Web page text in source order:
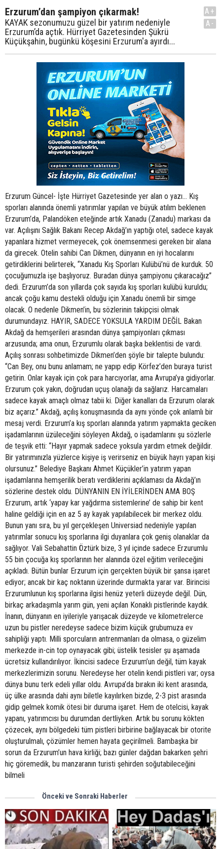
Erzurum’dan şampiyon çıkarmak!
KAYAK sezonumuzu güzel bir yatırım nedeniyle
Erzurum’da açtık. Hürriyet Gazetesinden Şükrü
Küçükşahin, bugünkü köşesini Erzurum'a ayırdı...
A+
A-
Erzurum Güncel- İşte Hürriyet Gazetesinde yer alan o yazı... Kış
sporları alanında önemli yatırımlar yapılan ve büyük atılım beklenen
Erzurum’da, Palandöken eteğinde artık Xanadu (Zanadu) markası da
var. Açılışını Sağlık Bakanı Recep Akdağ’ın yaptığı otel, sadece kayak
yapanlara hizmet vermeyecek, çok önemsenmesi gereken bir alana
da girecek. Otelin sahibi Can Dikmen, dünyanın en iyi hocalarını
getirdiklerini belirterek, “Xanadu Kış Sporları Kulübü’nü de kurduk. 50
çocuğumuzla işe başlıyoruz. Buradan dünya şampiyonu çıkaracağız”
dedi. Erzurum’da son yıllarda çok sayıda kış sporları kulübü kuruldu;
ancak çoğu kamu destekli olduğu için Xanadu önemli bir simge
olacak. O nedenle Dikmen’in, bu sözlerinin takipçisi olmak
durumundayız. HAYIR, SADECE YOKSULA YARDIM DEĞİL Bakan
Akdağ da hemşerileri arasından dünya şampiyonları çıkması
arzusunda; ama onun, Erzurumlu olarak başka beklentisi de vardı.
Açılış sonrası sohbetimizde Dikmen’den şöyle bir talepte bulundu:
“Can Bey, onu bunu anlamam; ne yapıp edip Körfez’den buraya turist
getirin. Onlar kayak için çok para harcıyorlar, ama Avrupa’ya gidiyorlar.
Erzurum çok yakın, doğrudan uçuş olanağı da sağlarız. Harcamaları
sadece kayak amaçlı olmaz tabii ki. Diğer kanalları da Erzurum olarak
biz açarız.” Akdağ, açılış konuşmasında da aynı yönde çok anlamlı bir
mesaj verdi. Erzurum’a kış sporları alanında yatırım yapmakta geciken
işadamlarının üzüleceğini söyleyen Akdağ, o işadamlarını şu sözlerle
de teşvik etti: “Hayır yapmak sadece yoksula yardım etmek değildir.
Bir yatırımınızla yüzlerce kişiye iş verirseniz en büyük hayrı yapan kişi
olursunuz.” Belediye Başkanı Ahmet Küçükler’in yatırım yapan
işadamlarına hemşerilik beratı verdiklerini açıklaması da Akdağ’ın
sözlerine destek oldu. DÜNYANIN EN İYİLERİNDEN AMA BOŞ
Erzurum, artık ‘yapay kar yağdırma sistemlerine’ de sahip bir kent
haline geldiği için en az 5 ay kayak yapılabilecek bir merkez oldu.
Bunun yanı sıra, bu yıl gerçekleşen Universiad nedeniyle yapılan
yatırımlar sonucu kış sporlarına ilgi duyanlara çok geniş olanaklar da
sağlıyor. Vali Sebahattin Öztürk bize, 3 yıl içinde sadece Erzurumlu
55 bin çocuğa kış sporlarının her alanında özel eğitim verileceğini
açıkladı. Bütün bunlar Erzurum için gerçekten büyük bir şansa işaret
ediyor; ancak bir kaç noktanın üzerinde durmakta yarar var. Birincisi
Erzurumlunun kış sporlarına ilgisi henüz yeterli düzeyde değil. Dün,
birkaç arkadaşımla yarım gün, yeni açılan Konaklı pistlerinde kaydık.
İnanın, dünyanın en iyileriyle yarışacak düzeyde ve kilometrelerce
uzun bu pistler neredeyse sadece bizim küçük grubumuza ev
sahipliği yaptı. Milli sporcuların antrenmanları da olmasa, o güzelim
merkezde in-cin top oynayacak gibi; üstelik tesisler şu aşamada
ücretsiz kullandırılıyor. İkincisi sadece Erzurum’un değil, tüm kayak
merkezlerimizin sorunu. Neredeyse her otelin kendi pistleri var; oysa
dünya bunu terk edeli yıllar oldu. Avrupa’da bırakın iki kent arasında,
üç ülke arasında dahi aynı biletle kayılırken bizde, 2-3 pist arasında
gidip gelmek komik ötesi bir duruma işaret. Hem de otelcisi, kayak
yapanı, yatırımcısı bu durumdan dertliyken. Artık bu sorunu kökten
çözecek, aynı bölgedeki tüm pistleri birbirine bağlayacak bir otorite
oluşturulmalı, çözümler hemen hayata geçirilmeli. Bambaşka bir
sorun da Erzurum’un hava kirliği; bazı günler dağdan bakarken şehri
hiç göremedik, bu manzaranın turisti şehirden soğutabileceğini
bilmeli
Önceki ve Sonraki Haberler